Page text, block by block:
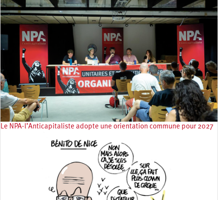
Le NPA-l’Anticapitaliste adopte une orientation commune pour 2027